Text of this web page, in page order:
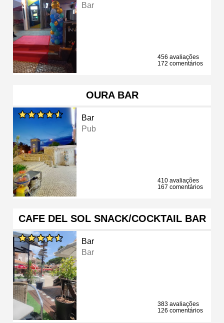
Bar
456 avaliações
172 comentários
OURA BAR
Bar
Pub
410 avaliações
167 comentários
CAFE DEL SOL SNACK/COCKTAIL BAR
Bar
Bar
383 avaliações
126 comentários